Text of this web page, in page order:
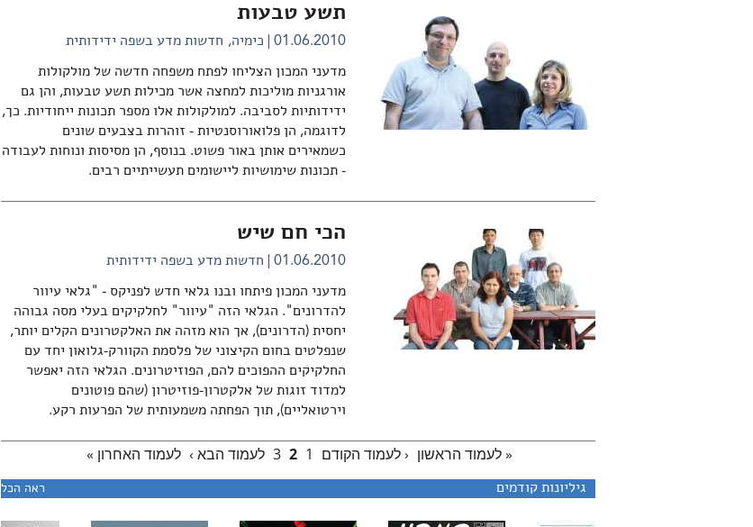
תשע טבעות
01.06.2010 כימיה חדשות מדע בשפה ידידותית
מדעני המכון הצליחו לפתח משפחה חדשה של מולקולות
אורגניות מוליכות למחצה אשר מכילות תשע טבעות, והן גם
ידידותיות לסביבה. למולקולות אלו מספר תכונות ייחודיות. כך,
לדוגמה, הן פלואורוסנטיות - זוהרות בצבעים שונים
כשמאירים אותן באור פשוט. בנוסף, הן מסיסות ונוחות לעבודה
- תכונות שימושיות ליישומים תעשייתיים רבים.
הכי חם שיש
01.06.2010 חדשות מדע בשפה ידידותית
מדעני המכון פיתחו ובנו גלאי חדש לפניקס - "גלאי עיוור
להדרונים". הגלאי הזה "עיוור" לחלקיקים בעלי מסה גבוהה
יחסית (הדרונים), אך הוא מזהה את האלקטרונים הקלים יותר,
שנפלטים בחום הקיצוני של פלסמת הקוורק-גלואון יחד עם
החלקיקים ההפוכים להם, הפוזיטרונים. הגלאי הזה יאפשר
למדוד זוגות של אלקטרון-פוזיטרון (שהם פוטונים
וירטואליים), תוך הפחתה משמעותית של הפרעות רקע.
« לעמוד הראשון ‹ לעמוד הקודם 1
2
3 לעמוד הבא › לעמוד האחרון »
גיליונות קודמים ראה הכל